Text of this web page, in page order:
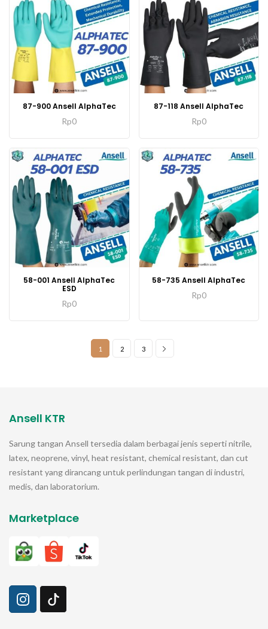
87-900 Ansell AlphaTec
Rp0
87-118 Ansell AlphaTec
Rp0
58-001 Ansell AlphaTec
ESD
Rp0
58-735 Ansell AlphaTec
Rp0
1 2 3
Ansell KTR
Sarung tangan Ansell tersedia dalam berbagai jenis seperti nitrile,
latex, neoprene, vinyl, heat resistant, chemical resistant, dan cut
resistant yang dirancang untuk perlindungan tangan di industri,
medis, dan laboratorium.
Marketplace